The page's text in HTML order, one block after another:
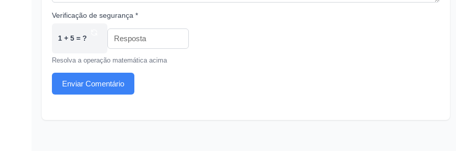
Verificação de segurança *
1 + 5 = ?
Resolva a operação matemática acima
Enviar Comentário